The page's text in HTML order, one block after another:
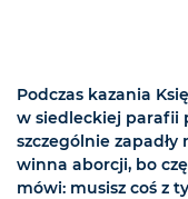
Podczas kazania
w siedleckiej parafii
szczególnie
winna aborcji, bo
mówi: musisz coś z